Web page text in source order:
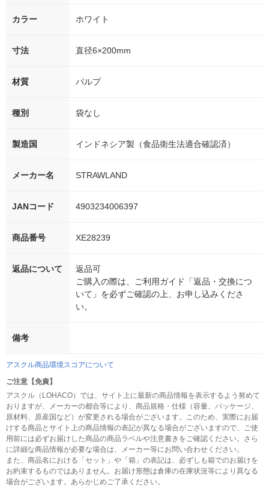
カラー ホワイト
寸法 直径6×200mm
材質 パルプ
種別 袋なし
製造国 インドネシア製（食品衛生法適合確認済）
メーカー名 STRAWLAND
JANコード 4903234006397
商品番号 XE28239
返品について
返品可
ご購入の際は、ご利用ガイド「返品・交換につ
いて」を必ずご確認の上、お申し込みくださ
い。
備考
アスクル商品環境スコアについて
ご注意【免責】
アスクル（LOHACO）では、サイト上に最新の商品情報を表示するよう努めて
おりますが、メーカーの都合等により、商品規格・仕様（容量、パッケージ、
原材料、原産国など）が変更される場合がございます。このため、実際にお届
けする商品とサイト上の商品情報の表記が異なる場合がございますので、ご使
用前には必ずお届けした商品の商品ラベルや注意書きをご確認ください。さら
に詳細な商品情報が必要な場合は、メーカー等にお問い合わせください。
また、商品名における「セット」や「箱」の表記は、必ずしも箱でのお届けを
お約束するものではありません。お届け形態は倉庫の在庫状況等により異なる
場合がございます。あらかじめご了承ください。